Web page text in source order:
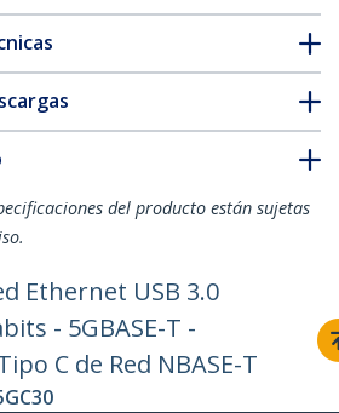
del producto están sujetas
Ethernet USB 3.0
- 5GBASE-T -
C de Red NBASE-T